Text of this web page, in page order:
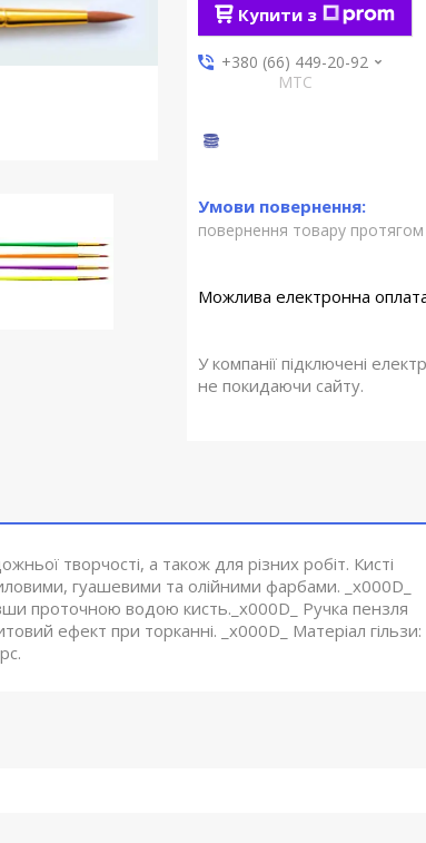
Купити з
+380 (66) 449-20-92
МТС
повернення товару протягом
У компанії підключені
не покидаючи сайту.
творчості, а також для різних робіт. Кисті
гуашевими та олійними фарбами. _x000D_
проточною водою кисть._x000D_ Ручка пензля
ефект при торканні. _x000D_ Матеріал гільзи: